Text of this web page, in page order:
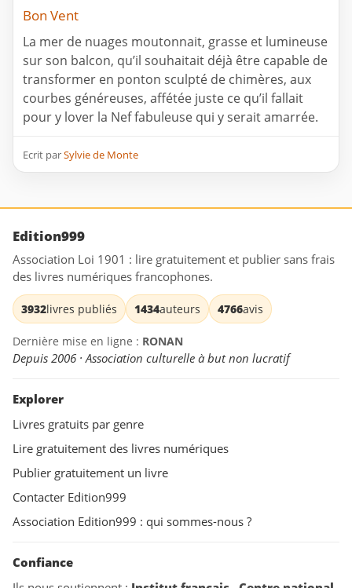
Bon Vent
La mer de nuages moutonnait, grasse et lumineuse
sur son balcon, qu’il souhaitait déjà être capable de
transformer en ponton sculpté de chimères, aux
courbes généreuses, affétée juste ce qu’il fallait
pour y lover la Nef fabuleuse qui y serait amarrée.
Ecrit parSylvie de Monte
Edition999
Association Loi 1901 : lire gratuitement et publier sans frais
des livres numériques francophones.
3932livres publiés 1434auteurs 4766avis
Dernière mise en ligne : RONAN
Depuis 2006 · Association culturelle à but non lucratif
Explorer
Livres gratuits par genre
Lire gratuitement des livres numériques
Publier gratuitement un livre
Contacter Edition999
Association Edition999 : qui sommes-nous ?
Confiance